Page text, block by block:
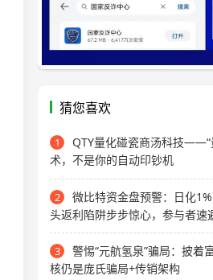
猜您喜欢
1
QTY量化碰瓷商汤科技——“
术，不是你的自动印钞机
2
微比特资金盘预警：日化
头返利陷阱步步惊心，参与者速
3
警惕“元航氢泉”骗局：披着
核仍是庞氏骗局+传销架构